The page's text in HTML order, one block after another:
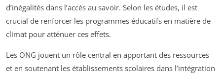
d’inégalités dans l’accès au savoir. Selon les études, il est
crucial de renforcer les programmes éducatifs en matière de
climat pour atténuer ces effets.
Les ONG jouent un rôle central en apportant des ressources
et en soutenant les établissements scolaires dans l’intégration